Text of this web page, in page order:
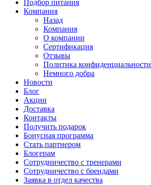
Подбор питания
Компания
Назад
Компания
О компании
Сертификация
Отзывы
Политика конфиденциальности
Немного добра
Новости
Блог
Акции
Доставка
Контакты
Получить подарок
Бонусная программа
Стать партнером
Блогерам
Сотрудничество с тренерами
Сотрудничество с брендами
Заявка в отдел качества